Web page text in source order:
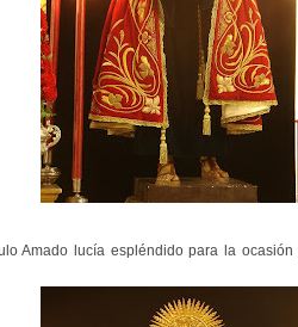
Amado lucía espléndido para la